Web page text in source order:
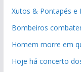
Xutos & Pontapés e
Bombeiros
Homem morre em
Hoje há concerto